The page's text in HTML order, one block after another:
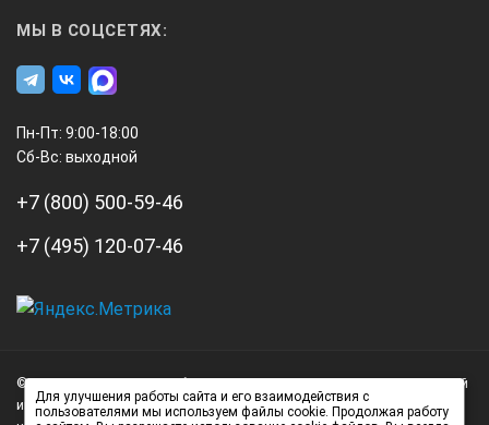
МЫ В СОЦСЕТЯХ:
Пн-Пт: 9:00-18:00
Сб-Вс: выходной
+7 (800) 500-59-46
+7 (495) 120-07-46
Нагорный
проезд
© 2026 А3 Инжиниринг Обращаем Ваше внимание на то, что данный
интернет-сайт носит исключительно информационный характер и
Для улучшения работы сайта и его взаимодействия с
пользователями мы используем файлы cookie. Продолжая работу